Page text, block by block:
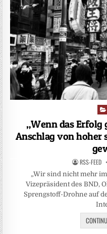
in
„Wenn das Erfolg
Anschlag von hoher
RSS-FEED
„Wir sind nicht mehr
Vizepräsident des BND,
Sprengstoff-Drohne auf